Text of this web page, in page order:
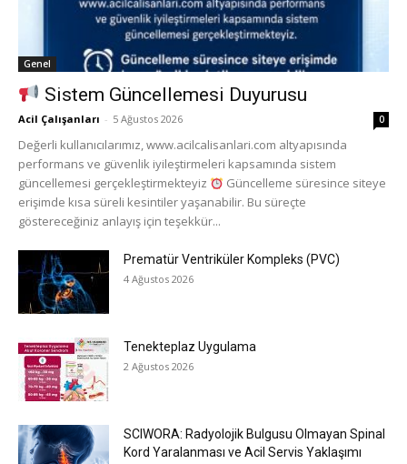
Genel
Sistem Güncellemesi Duyurusu
Acil Çalışanları - 5 Ağustos 2026 0
Değerli kullanıcılarımız, www.acilcalisanlari.com altyapısında
performans ve güvenlik iyileştirmeleri kapsamında sistem
güncellemesi gerçekleştirmekteyiz
Güncelleme süresince siteye
erişimde kısa süreli kesintiler yaşanabilir. Bu süreçte
göstereceğiniz anlayış için teşekkür...
Prematür Ventriküler Kompleks (PVC)
4 Ağustos 2026
Tenekteplaz Uygulama
2 Ağustos 2026
SCIWORA: Radyolojik Bulgusu Olmayan Spinal
Kord Yaralanması ve Acil Servis Yaklaşımı